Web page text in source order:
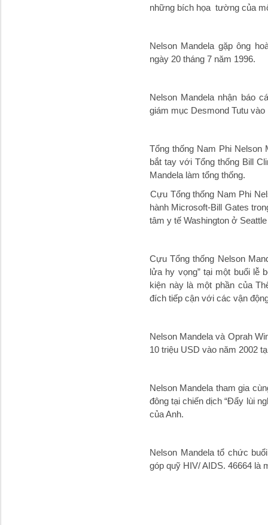
những bích họa tường của
Nelson Mandela gặp ông
ngày 20 tháng 7 năm 1996.
Nelson Mandela nhận báo
giám mục Desmond Tutu
Tổng thống Nam Phi
bắt tay với Tổng thống Bill
Mandela làm tổng thống.
Cựu Tổng thống Nam Phi
hành Microsoft-Bill Gates
tâm y tế Washington ở
Cựu Tổng thống Nelson
lửa hy vọng” tại một buổi lễ
kiện này là một phần của
đích tiếp cận với các vận
Nelson Mandela và Oprah
10 triệu USD vào năm 2002
Nelson Mandela tham gia
đông tại chiến dịch “Đẩy lùi
của Anh.
Nelson Mandela tổ chức
góp quỹ HIV/ AIDS. 46664 là